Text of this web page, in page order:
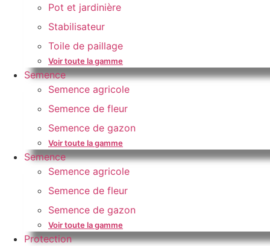
Pot et jardinière
Stabilisateur
Toile de paillage
Voir toute la gamme
Semence
Semence agricole
Semence de fleur
Semence de gazon
Voir toute la gamme
Semence
Semence agricole
Semence de fleur
Semence de gazon
Voir toute la gamme
Protection